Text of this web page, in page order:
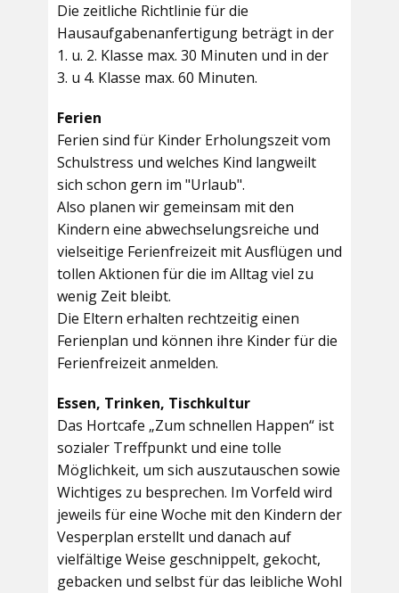
Die zeitliche Richtlinie für die
Hausaufgabenanfertigung beträgt in der
1. u. 2. Klasse max. 30 Minuten und in der
3. u 4. Klasse max. 60 Minuten.
Ferien
Ferien sind für Kinder Erholungszeit vom
Schulstress und welches Kind langweilt
sich schon gern im "Urlaub".
Also planen wir gemeinsam mit den
Kindern eine abwechselungsreiche und
vielseitige Ferienfreizeit mit Ausflügen und
tollen Aktionen für die im Alltag viel zu
wenig Zeit bleibt.
Die Eltern erhalten rechtzeitig einen
Ferienplan und können ihre Kinder für die
Ferienfreizeit anmelden.
Essen, Trinken, Tischkultur
Das Hortcafe „Zum schnellen Happen“ ist
sozialer Treffpunkt und eine tolle
Möglichkeit, um sich auszutauschen sowie
Wichtiges zu besprechen. Im Vorfeld wird
jeweils für eine Woche mit den Kindern der
Vesperplan erstellt und danach auf
vielfältige Weise geschnippelt, gekocht,
gebacken und selbst für das leibliche Wohl